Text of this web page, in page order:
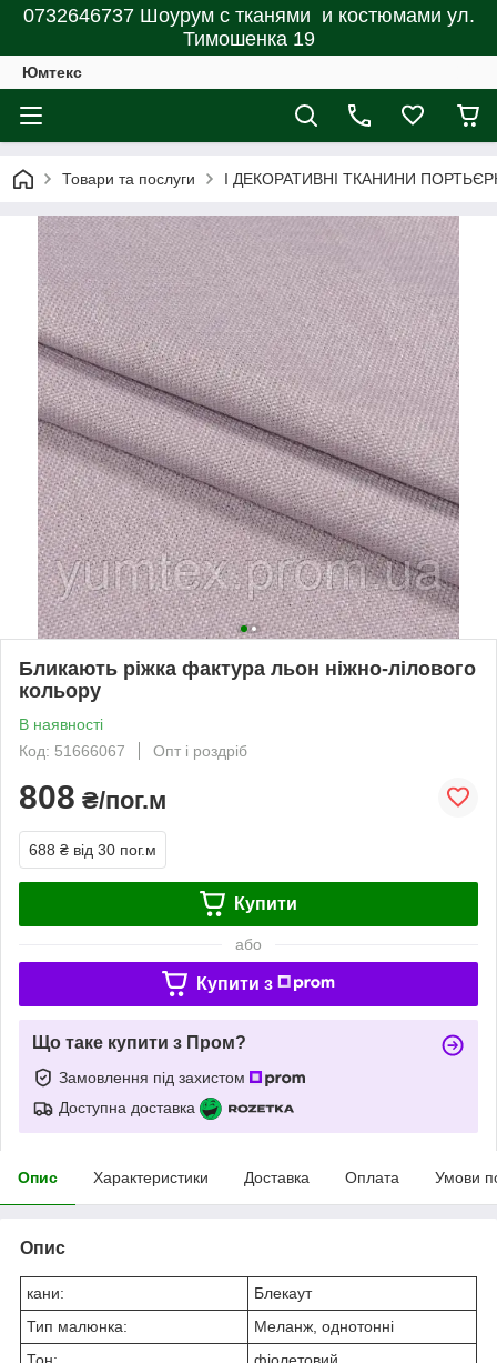
0732646737 Шоурум с тканями и костюмами ул.
Тимошенка 19
Юмтекс
Товари та послуги І ДЕКОРАТИВНІ ТКАНИНИ
Бликають ріжка фактура льон ніжно-лілового
кольору
В наявності
Код: 51666067
Опт і роздріб
808 ₴/пог.м
688 ₴ від 30 пог.м
Купити
або
Купити з
Що таке купити з Пром?
Замовлення під захистом
Доступна доставка
Опис Характеристики Доставка Оплата Умови
Опис
кани:
Блекаут
Тип малюнка:
Меланж, однотонні
Тон:
фіолетовий